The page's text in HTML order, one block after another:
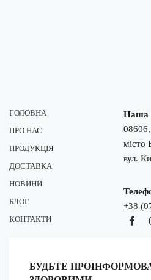
ГОЛОВНА
ПРО НАС
ПРОДУКЦІЯ
ДОСТАВКА
НОВИНИ
БЛОГ
КОНТАКТИ
БУДЬТЕ
Наша
08606,
місто
вул.
+38